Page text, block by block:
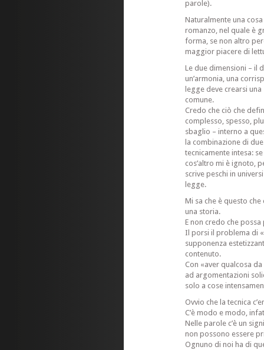
parole).
Naturalmente una
romanzo, nel quale è
forma, se non altro
maggior piacere di
Le due dimensioni – il
un’armonia, una
legge deve crearsi
comune.
Credo che ciò che
complesso, spesso,
sbaglio – interno a
la combinazione di
tecnicamente intesa:
cos’altro mi è ignoto,
scrive peschi in
legge.
Mi sa che è questo che
una storia.
E non credo che
Il porsi il problema di
supponenza
contenuto.
Con «aver qualcosa
ad argomentazioni
solo a cose
Ovvio che la tecnica
C’è modo e modo,
Nelle parole c’è un
non possono essere
Ognuno di noi ha di